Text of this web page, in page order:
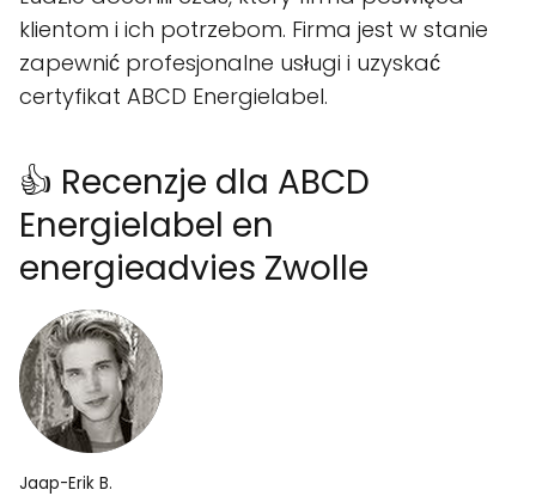
klientom i ich potrzebom. Firma jest w stanie
zapewnić profesjonalne usługi i uzyskać
certyfikat ABCD Energielabel.
👍 Recenzje dla ABCD
Energielabel en
energieadvies Zwolle
Jaap-Erik B.